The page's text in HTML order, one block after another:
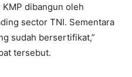
dibangun oleh
sector TNI. Sementara
sudah bersertifikat,”
tersebut.